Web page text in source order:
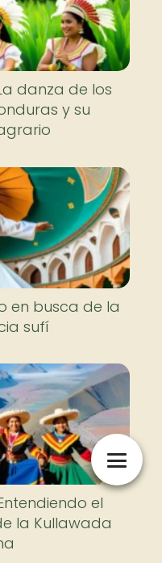
danza de los
y su
en busca de la
sufí
el
la Kullawada